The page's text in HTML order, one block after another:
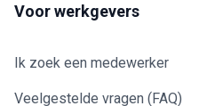
Voor werkgevers
Ik zoek een medewerker
Veelgestelde vragen (FAQ)